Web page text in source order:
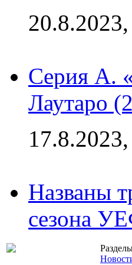
Серия А.
Лаутаро
Названы
сезона